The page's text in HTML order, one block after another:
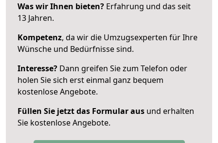
Was wir Ihnen bieten? Erfahrung und das seit
13 Jahren.
Kompetenz, da wir die Umzugsexperten für Ihre
Wünsche und Bedürfnisse sind.
Interesse? Dann greifen Sie zum Telefon oder
holen Sie sich erst einmal ganz bequem
kostenlose Angebote.
Füllen Sie jetzt das Formular aus und erhalten
Sie kostenlose Angebote.